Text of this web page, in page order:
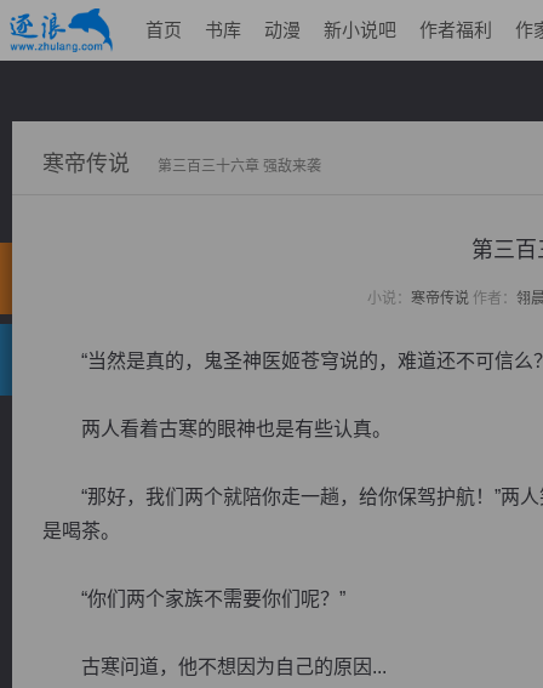
首页 书库 动漫 新小说吧 作者福利 作
寒帝传说 第三百三十六章 强敌来袭
第三百
小说： 寒帝传说作者： 翎
“当然是真的，鬼圣神医姬苍穹说的，难道还不可信么
两人看着古寒的眼神也是有些认真。
“那好，我们两个就陪你走一趟，给你保驾护航！”两
是喝茶。
“你们两个家族不需要你们呢？”
古寒问道，他不想因为自己的原因...